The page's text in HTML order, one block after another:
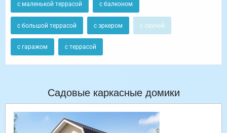
с маленькой террасой с балконом
с большой террасой с эркером с сауной
с гаражом с террасой
Садовые каркасные домики